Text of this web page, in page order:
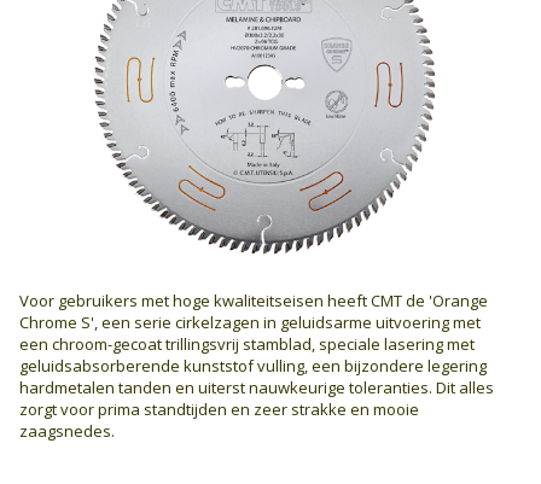
Voor gebruikers met hoge kwaliteitseisen heeft CMT de 'Orange
Chrome S', een serie cirkelzagen in geluidsarme uitvoering met
een chroom-gecoat trillingsvrij stamblad, speciale lasering met
geluids­absorberende kunststof vulling, een bijzondere legering
hardmetalen tanden en uiterst nauwkeurige toleranties. Dit alles
zorgt voor prima standtijden en zeer strakke en mooie
zaagsnedes.